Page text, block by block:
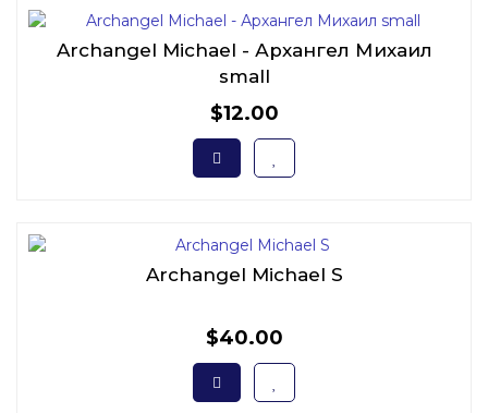
Archangel Michael - Архангел Михаил
small
$12.00
Archangel Michael S
$40.00